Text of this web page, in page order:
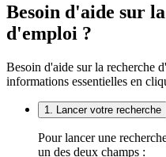
Besoin d'aide sur
d'emploi ?
Besoin d'aide sur la recherche
informations essentielles en
1. Lancer votre recherche
Pour lancer une
un des deux champs :